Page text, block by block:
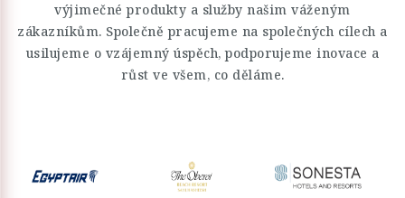
výjimečné produkty a služby našim váženým
zákazníkům. Společně pracujeme na společných cílech a
usilujeme o vzájemný úspěch, podporujeme inovace a
růst ve všem, co děláme.